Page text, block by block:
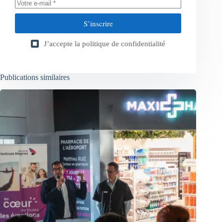
S’inscrire
J’accepte la politique de confidentialité
Publications similaires